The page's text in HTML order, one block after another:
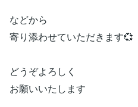
などから
寄り添わせていただきます💞
どうぞよろしく
お願いいたします